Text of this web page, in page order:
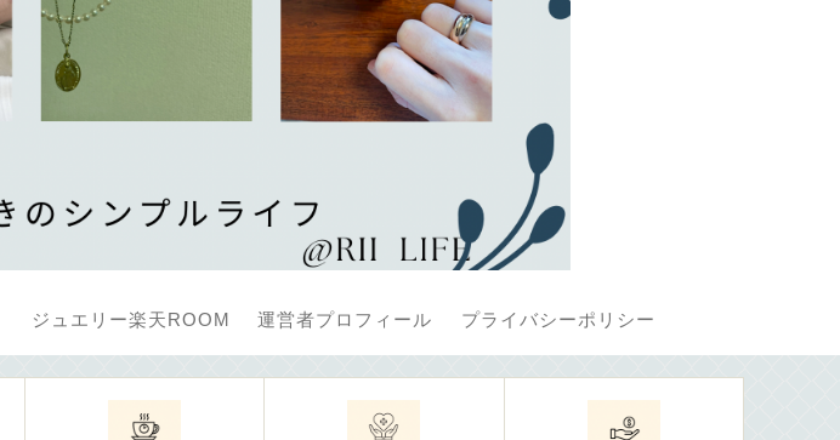
ジュエリー楽天ROOM 運営者プロフィール プライバシーポリシー